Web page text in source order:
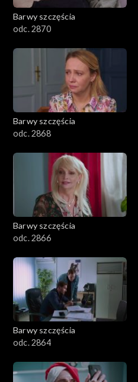
Barwy szczęścia
odc. 2870
Barwy szczęścia
odc. 2868
Barwy szczęścia
odc. 2866
Barwy szczęścia
odc. 2864